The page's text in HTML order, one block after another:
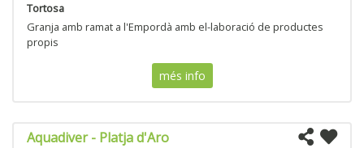
Tortosa
Granja amb ramat a l'Empordà amb el-laboració de productes
propis
més info
Aquadiver - Platja d'Aro